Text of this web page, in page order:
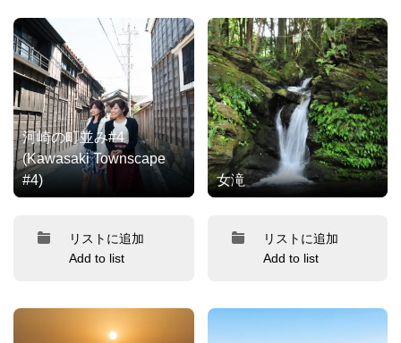
河崎の町並み#4
(Kawasaki Townscape
#4)
リストに追加
Add to list
女滝
リストに追加
Add to list